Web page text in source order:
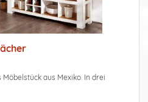
aus Mexiko. In drei